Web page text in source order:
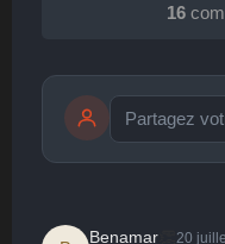
16
publication
Benamar 20